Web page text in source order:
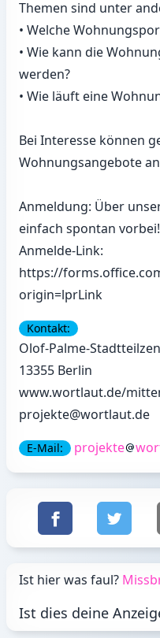
Themen sind unter
• Welche
• Wie kann die
werden?
• Wie läuft eine
Bei Interesse können
Wohnungsangebote
Anmeldung: Über
einfach spontan vorbei!
Anmelde-Link:
https://
origin=lprLink
Kontakt:
Olof-Palme-
13355 Berlin
www.wortlaut.de/
projekte@wortlaut.de
E-Mail: projekte
Ist hier was faul?
Ist dies deine